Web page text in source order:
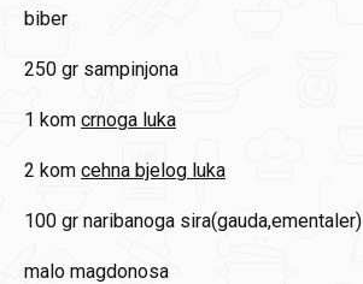
biber
250 gr sampinjona
1 kom crnoga luka
2 kom cehna bjelog luka
100 gr naribanoga sira(gauda,ementaler)
malo magdonosa